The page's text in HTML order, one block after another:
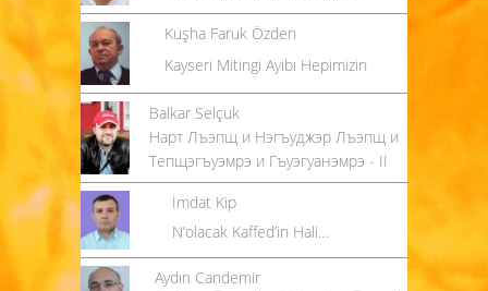
Kuşha Faruk Özden
Kayseri Mitingi Ayıbı Hepimizin
Balkar Selçuk
Нарт Лъэпщ и Нэгъуджэр Лъэпщ и
Тепщэгъуэмрэ и Гъуэгуанэмрэ - II
İmdat Kip
N’olacak Kaffed’in Hali…
Aydın Candemir